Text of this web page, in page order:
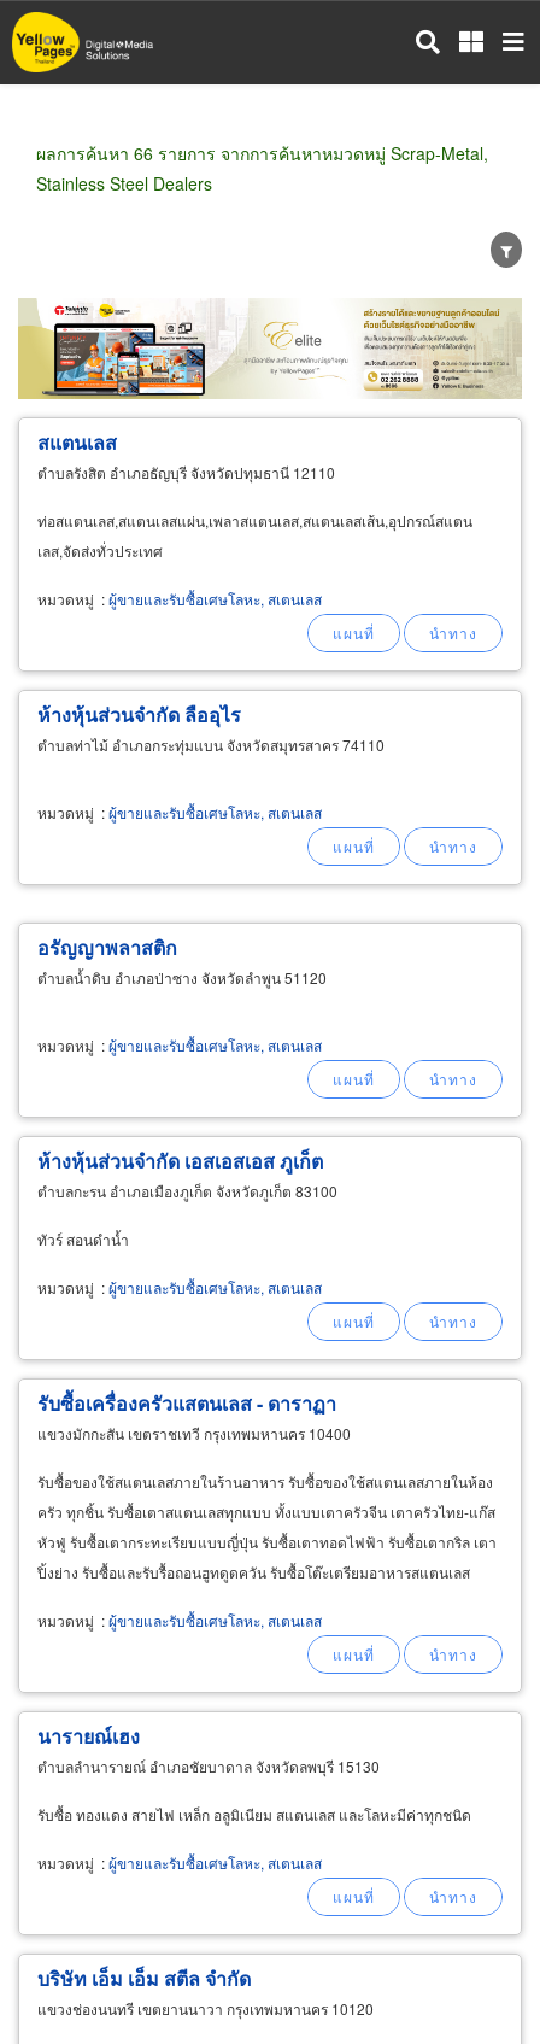
ข้าม
ไป
ผลการค้นหา 66 รายการ จากการค้นหาหมวดหมู่ Scrap-Metal,
Stainless Steel Dealers
ขายส่ง ขายปลีก ผู้ผลิต
ตัวแทนจัดจำหน่าย
ผู้ส่งออก/นำเข้า
ธุรกิจบริการ
สแตนเลส
ตำบลรังสิต อำเภอธัญบุรี จังหวัดปทุมธานี 12110
ท่อสแตนเลส,สแตนเลสแผ่น,เพลาสแตนเลส,สแตนเลสเส้น,อุปกรณ์สแตน
เลส,จัดส่งทั่วประเทศ
หมวดหมู่ :ผู้ขายและรับซื้อเศษโลหะ, สเตนเลส
ห้างหุ้นส่วนจำกัด ลืออุไร
ตำบลท่าไม้ อำเภอกระทุ่มแบน จังหวัดสมุทรสาคร 74110
หมวดหมู่ :ผู้ขายและรับซื้อเศษโลหะ, สเตนเลส
อรัญญาพลาสติก
ตำบลน้ำดิบ อำเภอป่าซาง จังหวัดลำพูน 51120
หมวดหมู่ :ผู้ขายและรับซื้อเศษโลหะ, สเตนเลส
ห้างหุ้นส่วนจำกัด เอสเอสเอส ภูเก็ต
ตำบลกะรน อำเภอเมืองภูเก็ต จังหวัดภูเก็ต 83100
ทัวร์ สอนดำน้ำ
หมวดหมู่ :ผู้ขายและรับซื้อเศษโลหะ, สเตนเลส
รับซื้อเครื่องครัวแสตนเลส - ดาราฏา
แขวงมักกะสัน เขตราชเทวี กรุงเทพมหานคร 10400
รับซื้อของใช้สแตนเลสภายในร้านอาหาร รับซื้อของใช้สแตนเลสภายในห้อง
ครัว ทุกชิ้น รับซื้อเตาสแตนเลสทุกแบบ ทั้งแบบเตาครัวจีน เตาครัวไทย-แก๊ส
หัวฟู่ รับซื้อเตากระทะเรียบแบบญี่ปุ่น รับซื้อเตาทอดไฟฟ้า รับซื้อเตากริล เตา
ปิ้งย่าง รับซื้อและรับรื้อถอนฮูทดูดควัน รับซื้อโต๊ะเตรียมอาหารสแตนเลส
หมวดหมู่ :ผู้ขายและรับซื้อเศษโลหะ, สเตนเลส
นารายณ์เฮง
ตำบลลำนารายณ์ อำเภอชัยบาดาล จังหวัดลพบุรี 15130
รับซื้อ ทองแดง สายไฟ เหล็ก อลูมิเนียม สแตนเลส และโลหะมีค่าทุกชนิด
หมวดหมู่ :ผู้ขายและรับซื้อเศษโลหะ, สเตนเลส
บริษัท เอ็ม เอ็ม สตีล จำกัด
แขวงช่องนนทรี เขตยานนาวา กรุงเทพมหานคร 10120